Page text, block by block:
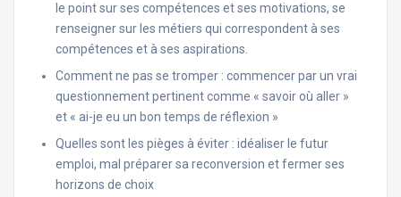
le point sur ses compétences et ses motivations, se
renseigner sur les métiers qui correspondent à ses
compétences et à ses aspirations.
Comment ne pas se tromper : commencer par un vrai
questionnement pertinent comme « savoir où aller »
et « ai-je eu un bon temps de réflexion »
Quelles sont les pièges à éviter : idéaliser le futur
emploi, mal préparer sa reconversion et fermer ses
horizons de choix